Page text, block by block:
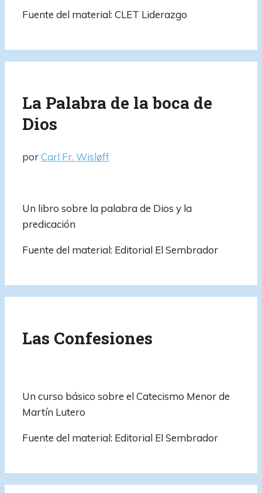
Fuente del material: CLET Liderazgo
La Palabra de la boca de
Dios
porCarl Fr. Wisløff
Un libro sobre la palabra de Dios y la
predicación
Fuente del material: Editorial El Sembrador
Las Confesiones
Un curso básico sobre el Catecismo Menor de
Martín Lutero
Fuente del material: Editorial El Sembrador